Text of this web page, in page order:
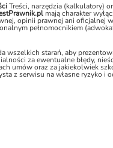
Treści, narzędzia (kalkulatory)
mają charakter
opinii prawnej ani oficjalnej
pełnomocnikiem
wszelkich starań, aby
za ewentualne błędy,
umów oraz za jakiekolwiek
z serwisu na własne ryzyko i